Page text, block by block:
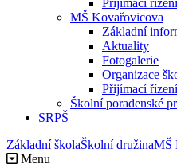
Přijímací řízení
MŠ Kovařovicova
Základní
Aktuality
Fotogalerie
Organizace
Přijímací řízení
Školní poradenské
SRPŠ
Základní školaŠkolní družinaMŠ
Menu